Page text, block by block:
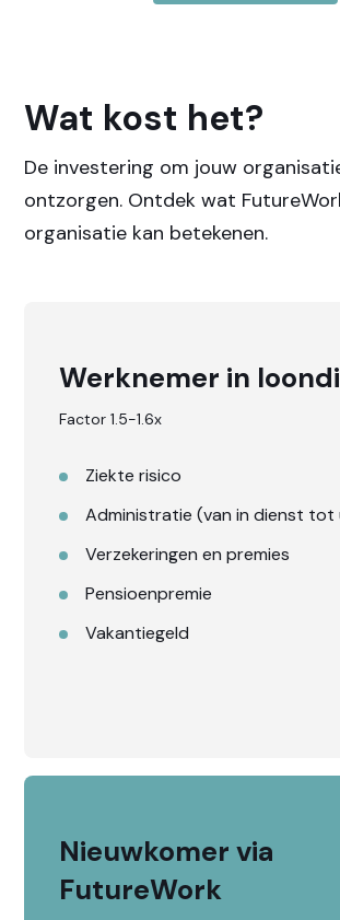
Wat kost het?
De investering om jouw
ontzorgen. Ontdek wat
organisatie kan betekenen.
Werknemer in
Factor 1.5-1.6x
Ziekte risico
Administratie (van in dienst tot
Verzekeringen en premies
Pensioenpremie
Vakantiegeld
Nieuwkomer via
FutureWork